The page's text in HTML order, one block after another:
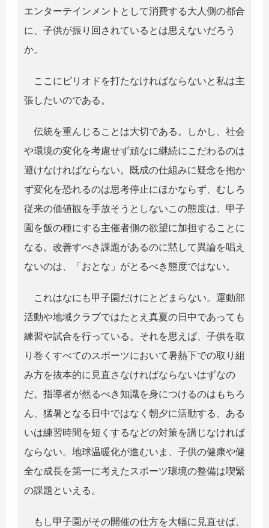
エンターテインメントとして消費する大人側の都合
に、子供が振り回されているとは思えないだろう
か。
ここにピリオドを打たなければならないと私は主
張したいのである。
伝統を重んじることは大切である。しかし、社会
や環境の変化を考慮せず頑なに継続にこだわるのは
避けなければならない。既成の仕組みに疑念を抱か
ず変化を恐れるのは思考停止にほかならず、むしろ
従来の価値観を手放そうとしないこの態度は、甲子
園を飯の種にする主催者側の欲望に加担することに
なる。改善すべき課題があるのに黙して異論を唱え
ないのは、「おとな」がとるべき態度ではない。
これはなにも甲子園だけにとどまらない。運動部
活動や地域クラブではたとえ真夏の日中であっても
練習や試合を行っている。それを思えば、子供を取
り巻くすべてのスポーツにおいて暑熱下での取り組
み方を抜本的に見直さなければならないはずなの
だ。指導者が然るべき知識を身につけるのはもちろ
ん、猛暑となる日中ではなく朝夕に活動する、ある
いは練習時間を短くするなどの対策を講じなければ
ならない。地球温暖化が進むいま、子供の健康や健
全な成長を第一に考えたスポーツ環境の整備は喫緊
の課題といえる。
もし甲子園がその開催の仕方を大幅に見直せば、